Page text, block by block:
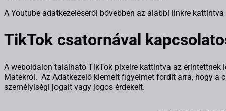
A Youtube adatkezeléséről bővebben az alábbi linkre
TikTok csatornával
A weboldalon található TikTok pixelre kattintva az
Matekról. Az Adatkezelő kiemelt figyelmet fordít arra, hogy a
személyiségi jogait vagy jogos érdekeit.